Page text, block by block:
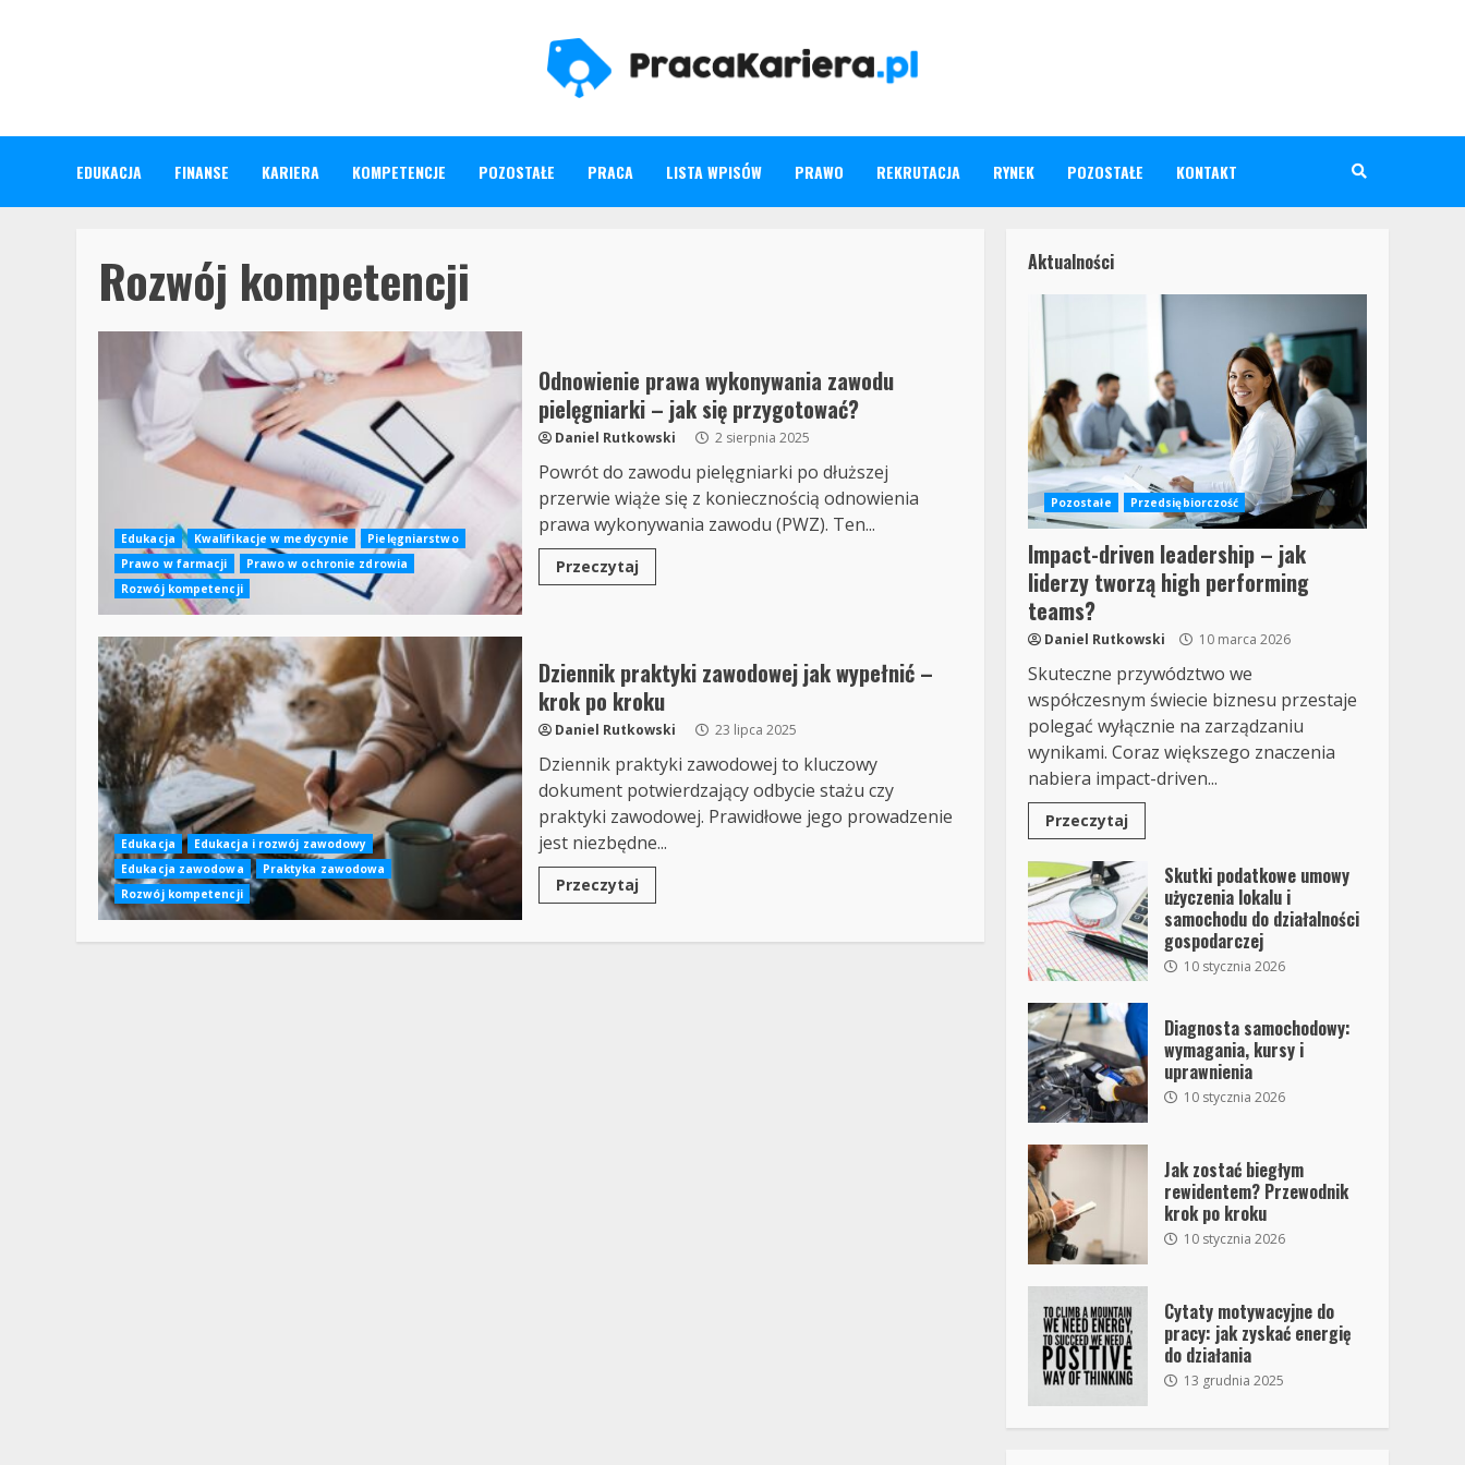
EDUKACJA FINANSE KARIERA KOMPETENCJE POZOSTAŁE PRACA LISTA WPISÓW PRAWO REKRUTACJA RYNEK POZOSTAŁE KONTAKT
Rozwój kompetencji
Edukacja Kwalifikacje w medycynie
Pielęgniarstwo
Prawo w farmacji
Prawo w ochronie zdrowia
Rozwój kompetencji
Odnowienie prawa wykonywania zawodu
pielęgniarki – jak się przygotować?
Daniel Rutkowski 2 sierpnia 2025
Powrót do zawodu pielęgniarki po dłuższej
przerwie wiąże się z koniecznością odnowienia
prawa wykonywania zawodu (PWZ). Ten...
Przeczytaj
Edukacja
Edukacja i rozwój zawodowy
Edukacja zawodowa
Praktyka zawodowa
Rozwój kompetencji
Dziennik praktyki zawodowej jak wypełnić –
krok po kroku
Daniel Rutkowski 23 lipca 2025
Dziennik praktyki zawodowej to kluczowy
dokument potwierdzający odbycie stażu czy
praktyki zawodowej. Prawidłowe jego prowadzenie
jest niezbędne...
Przeczytaj
Aktualności
Pozostałe Przedsiębiorczość
Impact-driven leadership – jak
liderzy tworzą high performing
teams?
Daniel Rutkowski 10 marca 2026
Skuteczne przywództwo we
współczesnym świecie biznesu przestaje
polegać wyłącznie na zarządzaniu
wynikami. Coraz większego znaczenia
nabiera impact-driven...
Przeczytaj
Skutki podatkowe umowy
użyczenia lokalu i
samochodu do działalności
gospodarczej
10 stycznia 2026
Diagnosta samochodowy:
wymagania, kursy i
uprawnienia
10 stycznia 2026
Jak zostać biegłym
rewidentem? Przewodnik
krok po kroku
10 stycznia 2026
Cytaty motywacyjne do
pracy: jak zyskać energię
do działania
13 grudnia 2025